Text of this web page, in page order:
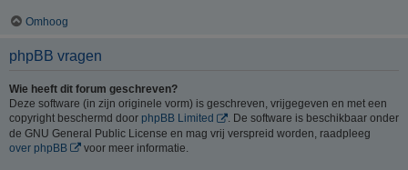
Omhoog
phpBB vragen
Wie heeft dit forum geschreven?
Deze software (in zijn originele vorm) is geschreven, vrijgegeven en met een
copyright beschermd door phpBB Limited
. De software is beschikbaar onder
de GNU General Public License en mag vrij verspreid worden, raadpleeg
over phpBB
voor meer informatie.